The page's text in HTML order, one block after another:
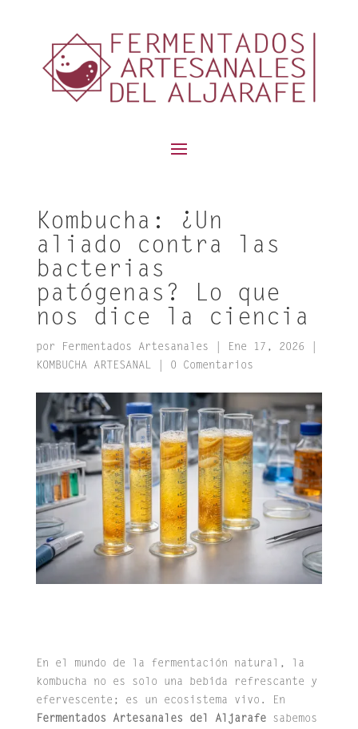
Kombucha: ¿Un
aliado contra las
bacterias
patógenas? Lo que
nos dice la ciencia
por Fermentados Artesanales Ene 17, 2026
KOMBUCHA ARTESANAL| 0 Comentarios
En el mundo de la fermentación natural, la
kombucha no es solo una bebida refrescante y
efervescente; es un ecosistema vivo.
En
Fermentados Artesanales del Aljarafesabemos